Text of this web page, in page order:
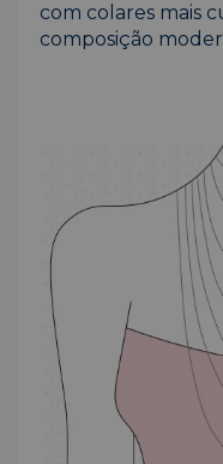
com colares mais
composição